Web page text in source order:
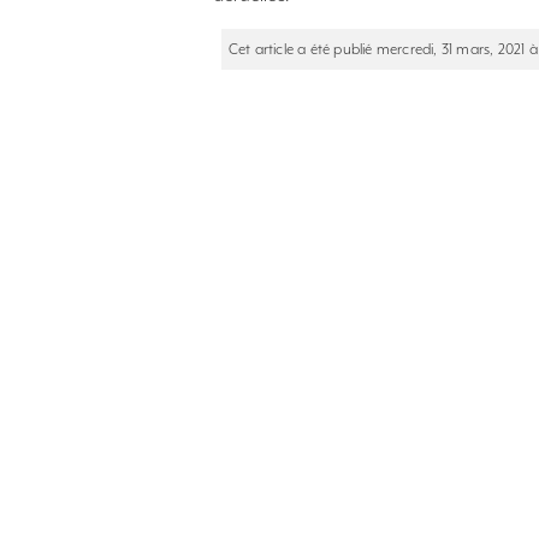
Cet article a été publié mercredi, 31 mars, 2021 à